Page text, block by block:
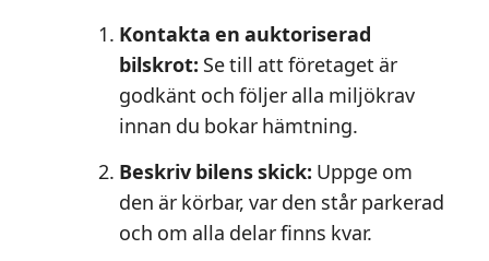
Kontakta en auktoriserad
bilskrot: Se till att företaget är
godkänt och följer alla miljökrav
innan du bokar hämtning.
Beskriv bilens skick: Uppge om
den är körbar, var den står parkerad
och om alla delar finns kvar.